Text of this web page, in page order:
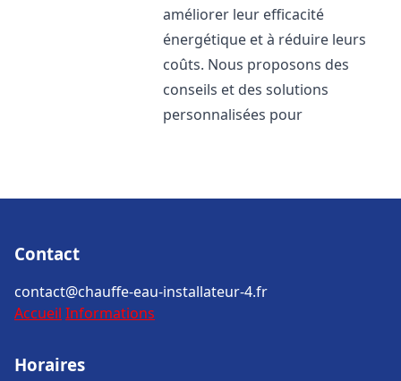
améliorer leur efficacité
énergétique et à réduire leurs
coûts. Nous proposons des
conseils et des solutions
personnalisées pour
Contact
contact@chauffe-eau-installateur-4.fr
Accueil Informations
Horaires